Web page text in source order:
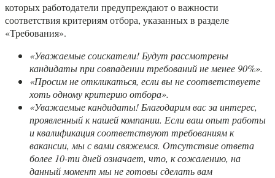
которых работодатели предупреждают о важности
соответствия критериям отбора, указанных в разделе
«Требования».
«Уважаемые соискатели! Будут рассмотрены
кандидаты при совпадении требований не менее 90%».
«Просим не откликаться, если вы не соответствуете
хоть одному критерию отбора».
«Уважаемые кандидаты! Благодарим вас за интерес,
проявленный к нашей компании. Если ваш опыт работы
и квалификация соответствуют требованиям к
вакансии, мы с вами свяжемся. Отсутствие ответа
более 10-ти дней означает, что, к сожалению, на
данный момент мы не готовы сделать вам